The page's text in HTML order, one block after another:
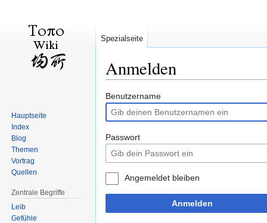
Anmelden
Zur
Navigation
springen
Zur
Suche
springen
Benutzername
Passwort
Angemeldet bleiben
Anmelden
Spezialseite
Hauptseite
Index
Blog
Themen
Vortrag
Quellen
Zentrale Begriffe
Leib
Gefühle